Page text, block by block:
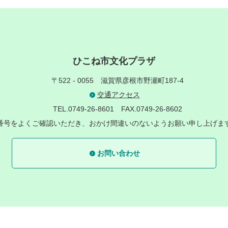
ひこね市文化プラザ
〒522 - 0055 滋賀県彦根市野瀬町187-4
交通アクセス
TEL.0749-26-8601 FAX.0749-26-8602
をよくご確認いただき、おかけ間違いのないようお願い申し上げま
お問い合わせ